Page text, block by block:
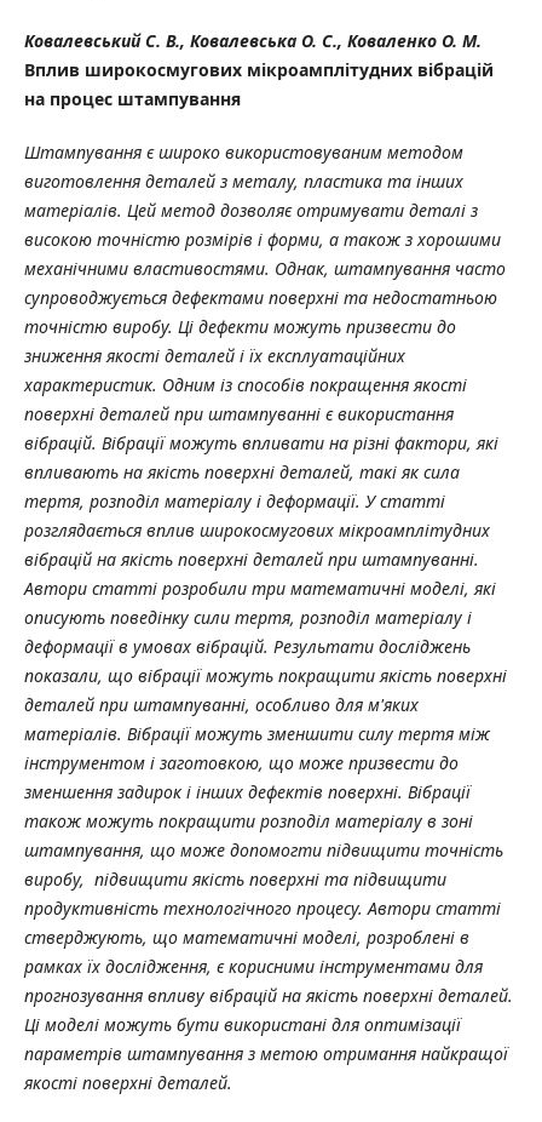
Ковалевський С. В., Ковалевська О. С., Коваленко О. М.
Вплив широкосмугових мікроамплітудних вібрацій
на процес штампування
Штампування є широко використовуваним методом
виготовлення деталей з металу, пластика та інших
матеріалів. Цей метод дозволяє отримувати деталі з
високою точністю розмірів і форми, а також з хорошими
механічними властивостями. Однак, штампування часто
супроводжується дефектами поверхні та недостатньою
точністю виробу. Ці дефекти можуть призвести до
зниження якості деталей і їх експлуатаційних
характеристик. Одним із способів покращення якості
поверхні деталей при штампуванні є використання
вібрацій. Вібрації можуть впливати на різні фактори, які
впливають на якість поверхні деталей, такі як сила
тертя, розподіл матеріалу і деформації. У статті
розглядається вплив широкосмугових мікроамплітудних
вібрацій на якість поверхні деталей при штампуванні.
Автори статті розробили три математичні моделі, які
описують поведінку сили тертя, розподіл матеріалу і
деформації в умовах вібрацій. Результати досліджень
показали, що вібрації можуть покращити якість поверхні
деталей при штампуванні, особливо для м'яких
матеріалів. Вібрації можуть зменшити силу тертя між
інструментом і заготовкою, що може призвести до
зменшення задирок і інших дефектів поверхні. Вібрації
також можуть покращити розподіл матеріалу в зоні
штампування, що може допомогти підвищити точність
виробу, підвищити якість поверхні та підвищити
продуктивність технологічного процесу. Автори статті
стверджують, що математичні моделі, розроблені в
рамках їх дослідження, є корисними інструментами для
прогнозування впливу вібрацій на якість поверхні деталей.
Ці моделі можуть бути використані для оптимізації
параметрів штампування з метою отримання найкращої
якості поверхні деталей.